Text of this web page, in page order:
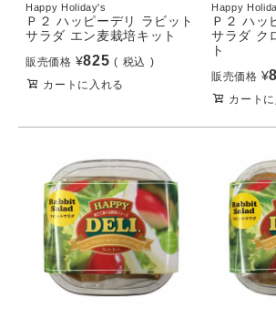
Happy Holiday's
Ｐ２ ハッピーデリ ラビット
サラダ エン麦栽培キット
販売価格 ¥825
税込
カートに入れる
Happy
Ｐ２ ハッ
サラダ ク
ト
販売価格 ¥
カート